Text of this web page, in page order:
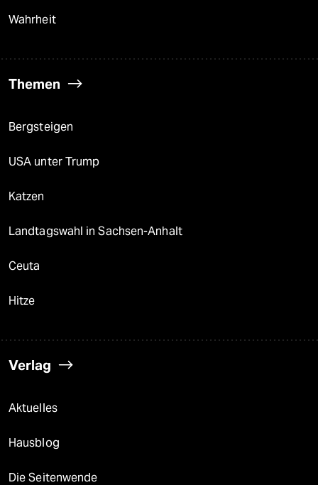
Wahrheit
Themen
Bergsteigen
USA unter Trump
Katzen
Landtagswahl in Sachsen-Anhalt
Ceuta
Hitze
Verlag
Aktuelles
Hausblog
Die Seitenwende